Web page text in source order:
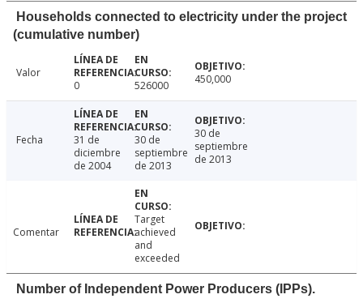
Households connected to electricity under the project
(cumulative number)
Valor
0
526000 450,000
Fecha
31 de
diciembre
de 2004
30 de
septiembre
de 2013
30 de
septiembre
de 2013
Comentar
Target
achieved
and
exceeded
Number of Independent Power Producers (IPPs).